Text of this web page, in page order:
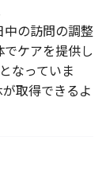
の訪問の調整
ケアを提供し
なっていま
取得できるよ